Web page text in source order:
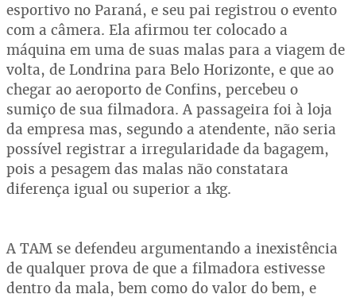
esportivo no Paraná, e seu pai registrou o evento
com a câmera. Ela afirmou ter colocado a
máquina em uma de suas malas para a viagem de
volta, de Londrina para Belo Horizonte, e que ao
chegar ao aeroporto de Confins, percebeu o
sumiço de sua filmadora. A passageira foi à loja
da empresa mas, segundo a atendente, não seria
possível registrar a irregularidade da bagagem,
pois a pesagem das malas não constatara
diferença igual ou superior a 1kg.
A TAM se defendeu argumentando a inexistência
de qualquer prova de que a filmadora estivesse
dentro da mala, bem como do valor do bem, e